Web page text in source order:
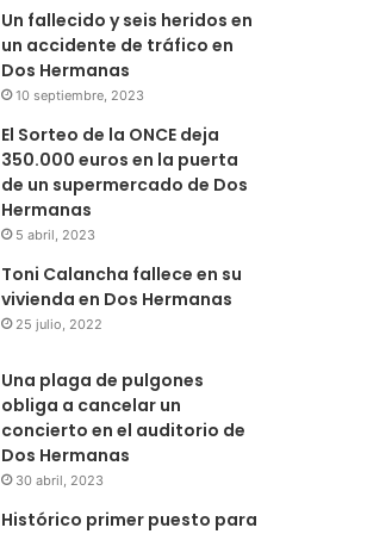
Un fallecido y seis heridos en
un accidente de tráfico en
Dos Hermanas
10 septiembre, 2023
El Sorteo de la ONCE deja
350.000 euros en la puerta
de un supermercado de Dos
Hermanas
5 abril, 2023
Toni Calancha fallece en su
vivienda en Dos Hermanas
25 julio, 2022
Una plaga de pulgones
obliga a cancelar un
concierto en el auditorio de
Dos Hermanas
30 abril, 2023
Histórico primer puesto para